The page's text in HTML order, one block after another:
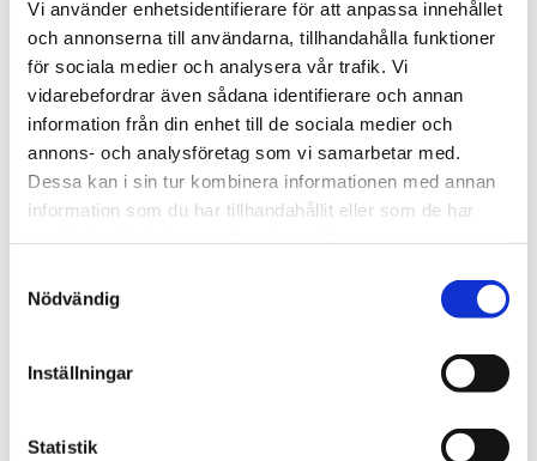
Vi använder enhetsidentifierare för att anpassa innehållet
och annonserna till användarna, tillhandahålla funktioner
för sociala medier och analysera vår trafik. Vi
vidarebefordrar även sådana identifierare och annan
information från din enhet till de sociala medier och
annons- och analysföretag som vi samarbetar med.
Dessa kan i sin tur kombinera informationen med annan
information som du har tillhandahållit eller som de har
Nödvändig
Inställningar
Statistik
november (20)
oktober (8)
september (2)
augusti (1)
juli (1)
maj (2)
mars (2)
2023
september (35)
mars (1)